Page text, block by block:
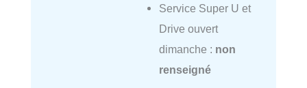
Service Super U et
Drive ouvert
dimanche : non
renseigné